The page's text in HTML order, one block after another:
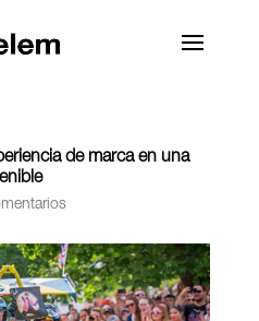
de marca en una